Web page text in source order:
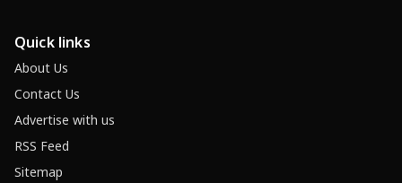
Quick links
About Us
Contact Us
Advertise with us
RSS Feed
Sitemap